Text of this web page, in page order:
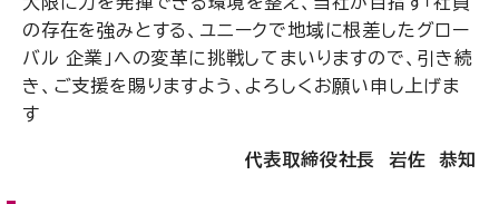
の存在を強みとする、ユニークで地域に根差したグロー
バル 企業」への変革に挑戦してまいりますので、引き続
き、ご支援を賜りますよう、よろしくお願い申し上げま
す
代表取締役社長 岩佐 恭知